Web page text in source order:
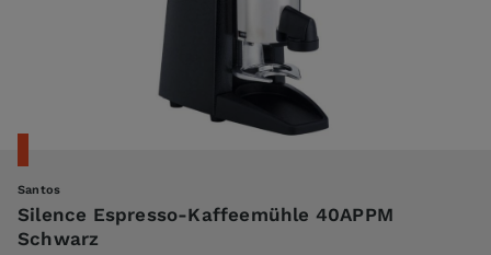
Santos
Silence Espresso-Kaffeemühle 40APPM
Schwarz